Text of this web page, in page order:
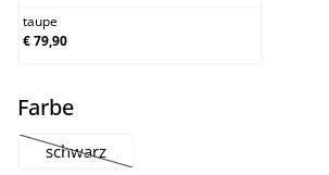
taupe
€ 79,90
Farbeauswählen
schwarz
(Diese Option ist zurzeit nicht verfügbar.)